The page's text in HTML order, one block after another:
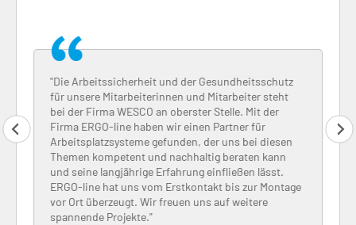
"Die Arbeitssicherheit und der Gesundheitsschutz
für unsere Mitarbeiterinnen und Mitarbeiter steht
bei der Firma WESCO an oberster Stelle. Mit der
Firma ERGO-line haben wir einen Partner für
Arbeitsplatzsysteme gefunden, der uns bei diesen
Themen kompetent und nachhaltig beraten kann
und seine langjährige Erfahrung einfließen lässt.
ERGO-line hat uns vom Erstkontakt bis zur Montage
vor Ort überzeugt. Wir freuen uns auf weitere
spannende Projekte."